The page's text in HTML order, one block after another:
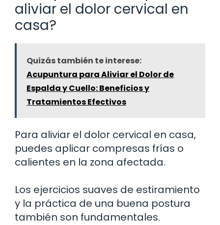
aliviar el dolor cervical en
casa?
Quizás también te interese:
Acupuntura para Aliviar el Dolor de
Espalda y Cuello: Beneficios y
Tratamientos Efectivos
Para aliviar el dolor cervical en casa,
puedes aplicar compresas frías o
calientes en la zona afectada.
Los ejercicios suaves de estiramiento
y la práctica de una buena postura
también son fundamentales.